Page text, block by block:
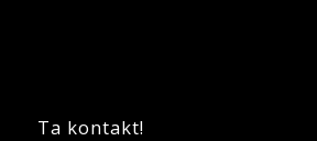
Ta kontakt!